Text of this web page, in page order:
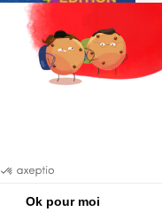
Ok pour moi